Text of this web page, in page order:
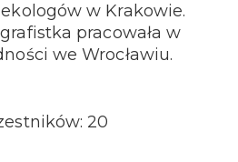
w Krakowie.
pracowała w
we Wrocławiu.
20